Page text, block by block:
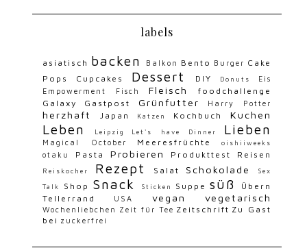
labels
asiatisch backen Balkon Bento Burger Cake
Pops
Cupcakes Dessert DIY Donuts
Eis
Empowerment
Fisch Fleisch
foodchallenge
Galaxy
Gastpost Grünfutter Harry Potter
herzhaft Japan Katzen Kochbuch Kuchen
Leben Leipzig Let's have Dinner Lieben
Magical October Meeresfrüchte oishiiweeks
otaku Pasta Probieren Produkttest Reisen
Reiskocher Rezept Salat Schokolade Sex
Talk Shop Snack Sticken Suppe süß
Übern
Tellerrand
USA vegan vegetarisch
Wochenliebchen Zeit für Tee Zeitschrift Zu Gast
bei zuckerfrei